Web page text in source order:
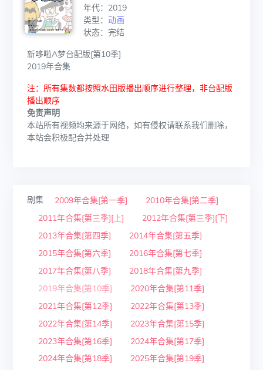
年代：2019
类型： 动画
状态：完结
新哆啦A梦台配版[第10季]
2019年合集
注：所有集数都按照水田版播出顺序进行整理，非台配版
播出顺序
免责声明
本站所有视频均来源于网络，如有侵权请联系我们删除，
本站会积极配合并处理
剧集 2009年合集[第一季]
2010年合集[第二季]
2011年合集[第三季][上]
2012年合集[第三季][下]
2013年合集[第四季]
2014年合集[第五季]
2015年合集[第六季]
2016年合集[第七季]
2017年合集[第八季]
2018年合集[第九季]
2019年合集[第10季]
2020年合集[第11季]
2021年合集[第12季]
2022年合集[第13季]
2022年合集[第14季]
2023年合集[第15季]
2023年合集[第16季]
2024年合集[第17季]
2024年合集[第18季]
2025年合集[第19季]